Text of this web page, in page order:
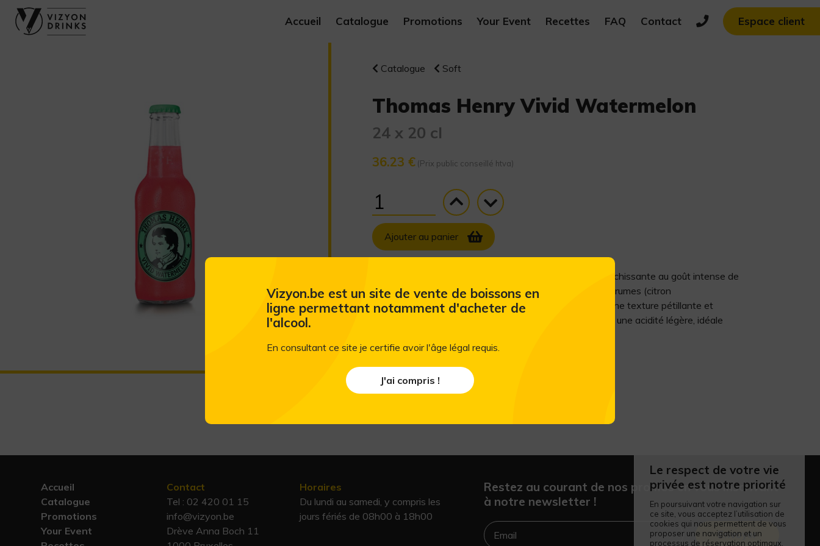
Accueil Catalogue Promotions Your Event Recettes FAQ Contact Espace client
Catalogue Soft
Thomas Henry Vivid Watermelon
24 x 20 cl
36.23 €(Prix public conseillé htva)
Ajouter au panier
Thomas Henry Vivid Watermelon est une boisson rafraîchissante au goût intense de
pastèque fraîche, rehaussé de notes de grenade et d'agrumes (citron
vert/pamplemousse). Visuellement rose pâle, elle offre une texture pétillante et
douce, équilibrant parfaitement la sucrosité du fruit avec une acidité légère, idéale
Accueil
Catalogue
Promotions
Your Event
Contact
Tel : 02 420 01 15
info@vizyon.be
Drève Anna Boch 11
Horaires
Du lundi au samedi, y compris les
jours fériés de 08h00 à 18h00
Restez au courant de nos promos en vous inscrivant
à notre newsletter !
Envoyer
Le respect de votre vie
privée est notre priorité
En poursuivant votre navigation sur
ce site, vous acceptez l’utilisation de
cookies qui nous permettent de vous
proposer une navigation et un
processus de réservation optimaux.
Vizyon.be est un site de vente de boissons en
ligne permettant notamment d'acheter de
l'alcool.
En consultant ce site je certifie avoir l'âge légal requis.
J'ai compris !